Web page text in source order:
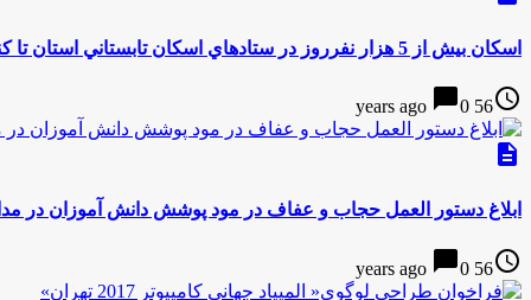
اسكان بيش از 5 هزار نفرروز در ستادهاي اسكان تابستاني استان تا كنون
access_time
56 years ago
chat_bubble0
description
ابلاغ دستور العمل حجاب و عفاف در مود پوشش دانش آموزان در
access_time
56 years ago
chat_bubble0